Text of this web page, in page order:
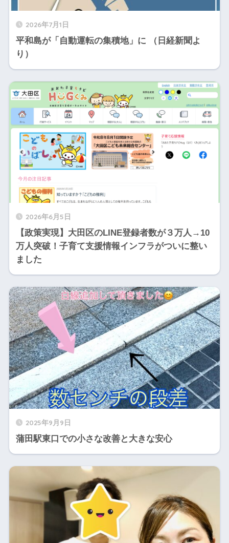
2026年7月1日
平和島が「自動運転の集積地」に （日経新聞よ
り）
2026年6月5日
【政策実現】大田区のLINE登録者数が３万人→10
万人突破！子育て支援情報インフラがついに整い
ました
2025年9月9日
蒲田駅東口での小さな改善と大きな安心